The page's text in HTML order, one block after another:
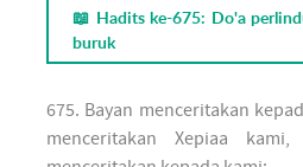
📖 Hadits ke-675: Do'a
buruk
675. Bayan menceritakan
menceritakan Xepiaa